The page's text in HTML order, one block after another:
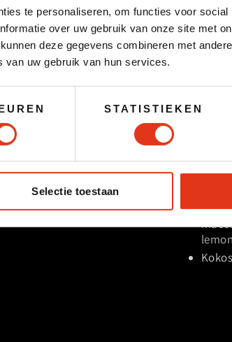
te personaliseren, om functies voor social
over uw gebruik van onze site met
deze gegevens combineren met
uw gebruik van hun services.
STATISTIEKEN
Selectie toestaan
Eclairs choco en banaan
Mini-cakerolletjes
aardbei
Mini-tompouces
Bonbons
Mini-muffins
Mini
Mini
Mini-
lemon